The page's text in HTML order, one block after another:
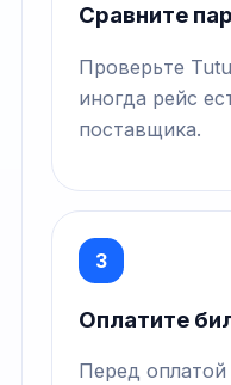
Сравните
Проверьте
иногда рейс
поставщика.
3
Оплатите
Перед оплатой